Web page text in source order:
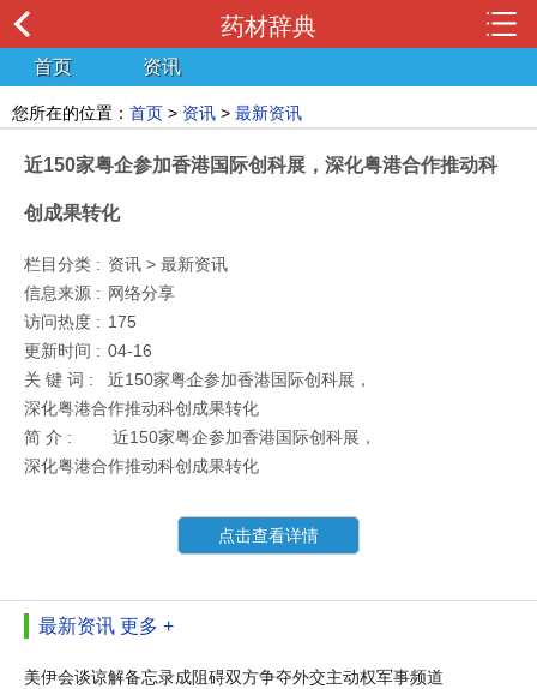
药材辞典
首页 资讯
您所在的位置： 首页 > 资讯 > 最新资讯
近150家粤企参加香港国际创科展，深化粤港合作推动科
创成果转化
栏目分类 : 资讯 > 最新资讯
信息来源 : 网络分享
访问热度 : 175
更新时间 : 04-16
关 键 词 :
近150家粤企参加香港国际创科展，
深化粤港合作推动科创成果转化
简 介 :
近150家粤企参加香港国际创科展，
深化粤港合作推动科创成果转化
点击查看详情
最新资讯 更多 +
美伊会谈谅解备忘录成阻碍双方争夺外交主动权军事频道